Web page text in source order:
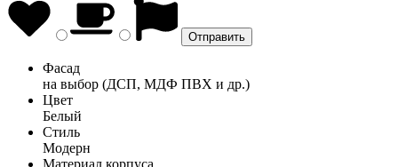
Фасад
на выбор (ДСП, МДФ ПВХ и др.)
Цвет
Белый
Стиль
Модерн
Материал корпуса